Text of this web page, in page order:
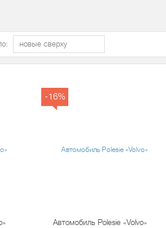
-16%
Автомобиль Polesie «Volvo»